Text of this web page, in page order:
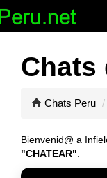
Chats
Chats Peru
Bienvenid@ a
"CHATEAR"